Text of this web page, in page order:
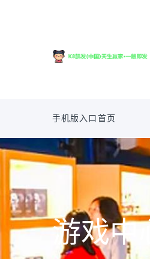
手机版入口首页
游戏中